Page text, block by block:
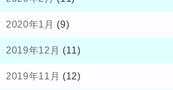
2020年1月 (9)
2019年12月 (11)
2019年11月 (12)